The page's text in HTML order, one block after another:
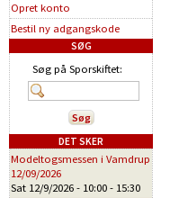
Opret konto
Bestil ny adgangskode
SØG
Søg på Sporskiftet:
DET SKER
Modeltogsmessen i Vamdrup
12/09/2026
Sat 12/9/2026 - 10:00 - 15:30